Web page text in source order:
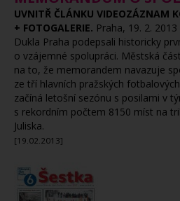
UVNITŘ ČLÁNKU VIDEOZÁZNAM
+ FOTOGALERIE. Praha, 19. 2.
Dukla Praha podepsali historicky
o vzájemné spolupráci. Městská
na to, že memorandem navazuje
ze tří hlavních pražských
začíná letošní sezónu s posilami v
s rekordním počtem 8150 míst na
Juliska.
[19.02.2013]